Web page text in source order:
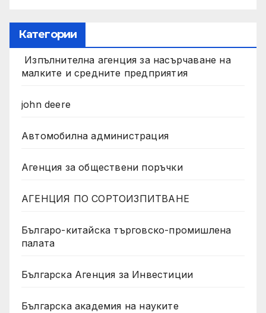
Категории
Изпълнителна агенция за насърчаване на
малките и средните предприятия
john deere
Автомобилна администрация
Агенция за обществени поръчки
АГЕНЦИЯ ПО СОРТОИЗПИТВАНЕ
Българо-китайска търговско-промишлена
палата
Българска Агенция за Инвестиции
Българска академия на науките